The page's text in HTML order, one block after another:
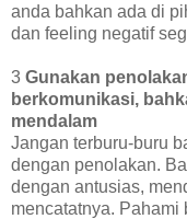
anda bahkan ada di
dan feeling negatif
3 Gunakan
berkomunikasi,
mendalam
Jangan terburu-buru
dengan penolakan.
dengan antusias,
mencatatnya.